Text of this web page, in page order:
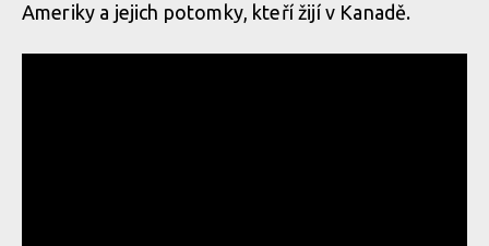
Ameriky a jejich potomky, kteří žijí v Kanadě.